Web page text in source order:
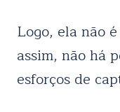
Logo, ela não
assim, não há
esforços de